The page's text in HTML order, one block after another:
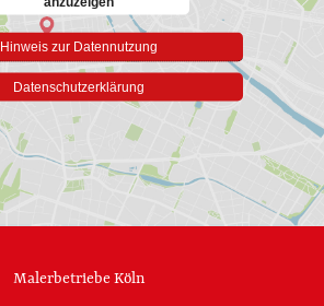
Hinweis zur Datennutzung
Datenschutzerklärung
Malerbetriebe Köln